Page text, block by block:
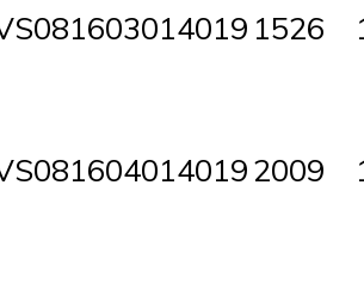
1526
2009